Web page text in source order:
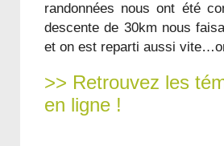
randonnées nous ont été
descente de 30km nous
et on est reparti aussi
>> Retrouvez les
en ligne !